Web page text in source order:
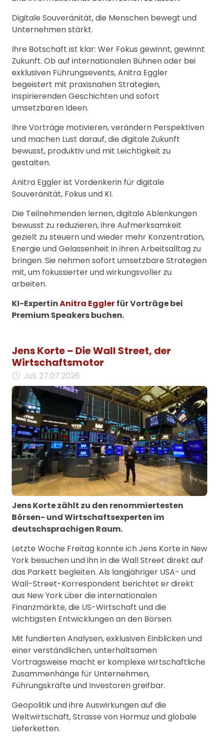
Digitale Souveränität, die Menschen bewegt und
Unternehmen stärkt.
Ihre Botschaft ist klar: Wer Fokus gewinnt, gewinnt
Zukunft. Ob auf internationalen Bühnen oder bei
exklusiven Führungsevents, Anitra Eggler
begeistert mit praxisnahen Strategien,
inspirierenden Geschichten und sofort
umsetzbaren Ideen.
Ihre Vorträge motivieren, verändern Perspektiven
und machen Lust darauf, die digitale Zukunft
bewusst, produktiv und mit Leichtigkeit zu
gestalten.
Anitra Eggler ist Vordenkerin für digitale
Souveränität, Fokus und KI.
Die Teilnehmenden lernen, digitale Ablenkungen
bewusst zu reduzieren, ihre Aufmerksamkeit
gezielt zu steuern und wieder mehr Konzentration,
Energie und Gelassenheit in ihren Arbeitsalltag zu
bringen. Sie nehmen sofort umsetzbare Strategien
mit, um fokussierter und wirkungsvoller zu
arbeiten.
KI-ExpertinAnitra Egglerfür Vorträge bei
Premium Speakers buchen.
Jens Korte – Die Wall Street, der
Wirtschaftsmotor
Juli, 27.07.2026
Jens Korte zählt zu den renommiertesten
Börsen- und Wirtschaftsexperten im
deutschsprachigen Raum.
Letzte Woche Freitag konnte ich Jens Korte in New
York besuchen und ihn in die Wall Street direkt auf
das Parkett begleiten. Als langjähriger USA- und
Wall-Street-Korrespondent berichtet er direkt
aus New York über die internationalen
Finanzmärkte, die US-Wirtschaft und die
wichtigsten Entwicklungen an den Börsen.
Mit fundierten Analysen, exklusiven Einblicken und
einer verständlichen, unterhaltsamen
Vortragsweise macht er komplexe wirtschaftliche
Zusammenhänge für Unternehmen,
Führungskräfte und Investoren greifbar.
Geopolitik und ihre Auswirkungen auf die
Weltwirtschaft, Strasse von Hormuz und globale
Lieferketten.